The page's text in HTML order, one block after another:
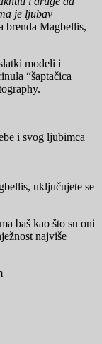
je ljubav
brenda Magbellis,
modeli i
“šaptačica
i svog ljubimca
uključujete se
baš kao što su oni
najviše